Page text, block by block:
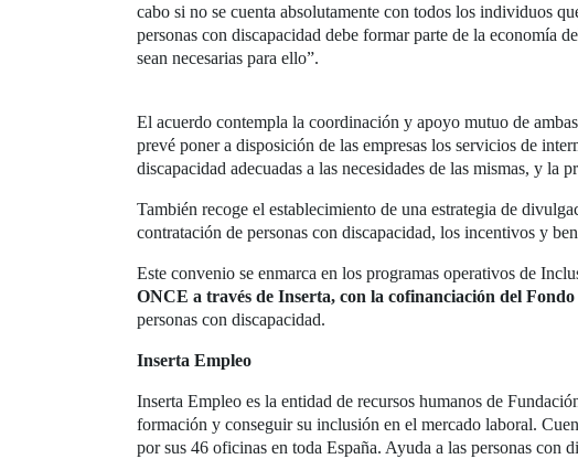
cabo si no se cuenta absolutamente con todos los individuos
personas con discapacidad debe formar parte de la economía
sean necesarias para ello”.
El acuerdo contempla la coordinación y apoyo mutuo de
prevé poner a disposición de las empresas los servicios de
discapacidad adecuadas a las necesidades de las mismas, y
También recoge el establecimiento de una estrategia de
contratación de personas con discapacidad, los incentivos y
Este convenio se enmarca en los programas operativos de
ONCE a través de Inserta, con la cofinanciación del
personas con discapacidad.
Inserta Empleo
Inserta Empleo es la entidad de recursos humanos de
formación y conseguir su inclusión en el mercado laboral.
por sus 46 oficinas en toda España. Ayuda a las personas con